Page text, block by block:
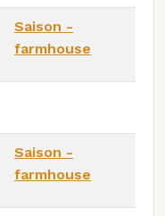
Saison -
farmhouse
Saison -
farmhouse